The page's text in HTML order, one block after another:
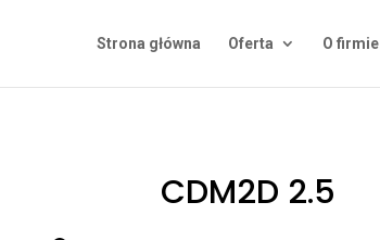
Strona główna Oferta O firmie
CDM2D 2.5